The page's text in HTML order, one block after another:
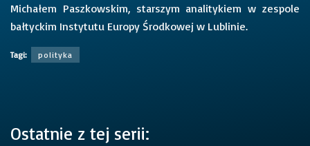
Michałem Paszkowskim, starszym analitykiem w zespole
bałtyckim Instytutu Europy Środkowej w Lublinie.
Tagi: polityka
Ostatnie z tej serii: